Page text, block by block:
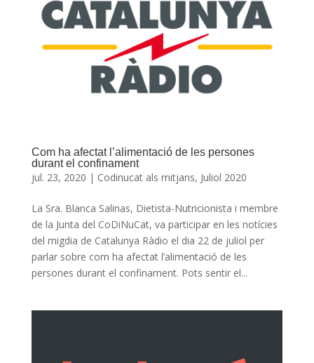
Com ha afectat l’alimentació de les persones
durant el confinament
jul. 23, 2020 | Codinucat als mitjans, Juliol 2020
La Sra. Blanca Salinas, Dietista-Nutricionista i membre
de la Junta del CoDiNuCat, va participar en les notícies
del migdia de Catalunya Ràdio el dia 22 de juliol per
parlar sobre com ha afectat l’alimentació de les
persones durant el confinament. Pots sentir el...